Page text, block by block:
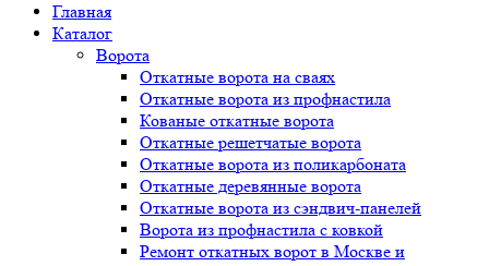
Главная
Каталог
Ворота
Откатные ворота на сваях
Откатные ворота из профнастила
Кованые откатные ворота
Откатные решетчатые ворота
Откатные ворота из поликарбоната
Откатные деревянные ворота
Откатные ворота из сэндвич-панелей
Ворота из профнастила с ковкой
Ремонт откатных ворот в Москве и